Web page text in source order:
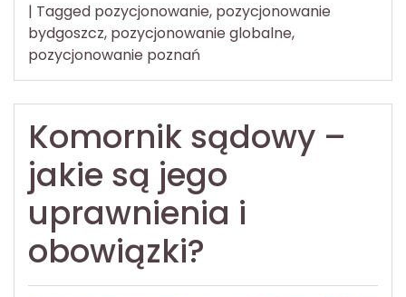
| Tagged pozycjonowanie, pozycjonowanie
bydgoszcz, pozycjonowanie globalne,
pozycjonowanie poznań
Komornik sądowy –
jakie są jego
uprawnienia i
obowiązki?